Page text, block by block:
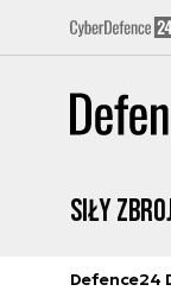
Siły
Defence24